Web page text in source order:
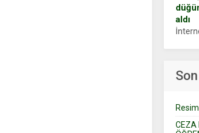
aldı
CEZA